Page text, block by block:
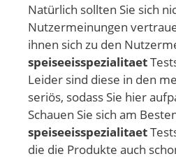
Natürlich sollten Sie sich
Nutzermeinungen
ihnen sich zu den
speiseeisspezialitaet
Leider sind diese in den
seriös, sodass Sie hier
Schauen Sie sich am
speiseeisspezialitaet
die die Produkte auch